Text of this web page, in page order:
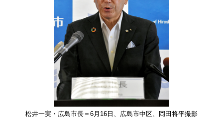
松井一実・広島市長＝6月16日、広島市中区、岡田将平撮影